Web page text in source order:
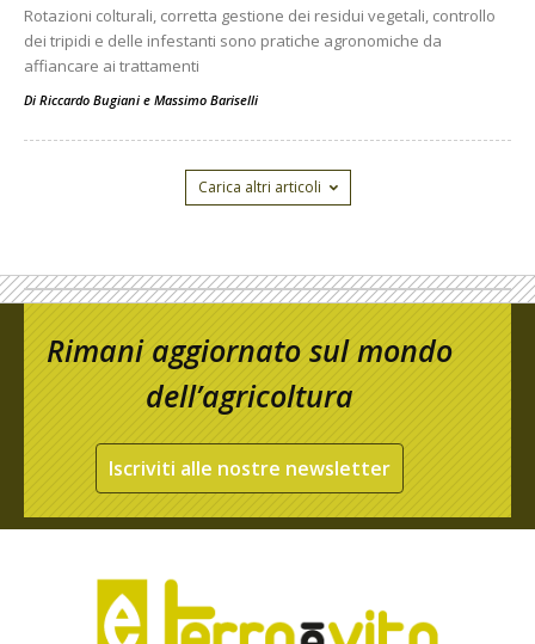
Rotazioni colturali, corretta gestione dei residui vegetali, controllo
dei tripidi e delle infestanti sono pratiche agronomiche da
affiancare ai trattamenti
Di Riccardo Bugiani e Massimo Bariselli
Carica altri articoli
Rimani aggiornato sul mondo
dell’agricoltura
Iscriviti alle nostre newsletter